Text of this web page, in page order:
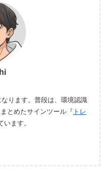
ります。普段は、環境認識
とめたサインツール『 トレ
います。